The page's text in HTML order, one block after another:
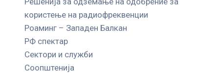
користење на радиофреквенции
Роаминг – Западен Балкан
РФ спектар
Сектори и служби
Соопштенија